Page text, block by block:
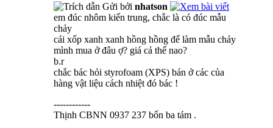
Gửi bởi nhatson
em đúc nhôm kiến trung, chắc là có đúc mẫu
chảy
cái xốp xanh xanh hồng hồng để làm mẫu chảy
mình mua ở đâu ợ? giá cả thế nao?
b.r
chắc bác hỏi styrofoam (XPS) bán ở các của
hàng vật liệu cách nhiệt đó bác !
------------
Thịnh CBNN 0937 237 bốn ba tám .